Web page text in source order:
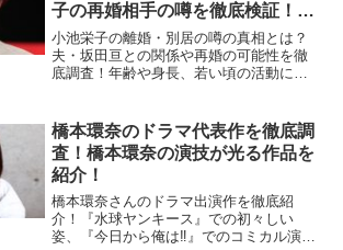
子の再婚相手の噂を徹底検証！小
池栄子の年齢や身長、昔ってどん
な感じか探ってみた。
小池栄子の離婚・別居の噂の真相とは？
夫・坂田亘との関係や再婚の可能性を徹
底調査！年齢や身長、若い頃の活動につ
橋本環奈のドラマ代表作を徹底調
査！橋本環奈の演技が光る作品を
紹介！
橋本環奈さんのドラマ出演作を徹底紹
介！『水球ヤンキース』での初々しい
姿、『今日から俺は‼︎』でのコミカル演